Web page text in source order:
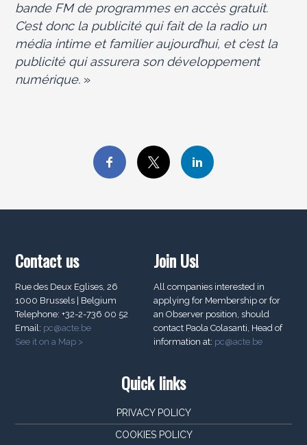
bande FM de programmes en accès gratuit.
C’est donc la publicité qui fait de la radio un
média intime et familier aujourd’hui, et c’est la
publicité qui assurera son développement
numérique. »
Contact us
Rue des Deux Eglises, 26
1000 Brussels | Belgium
Telephone: +32-2-736 00 52
Email: pc@acte.be
See it on a Map >
Join Us!
All companies interested in
applying for Membership or for
an Observer position, should
contact Paola Colasanti, Head of
information at: pc@acte.be
Quick links
PRIVACY POLICY
COOKIES POLICY